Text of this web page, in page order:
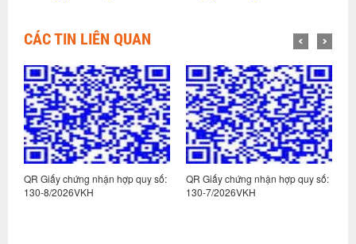
CÁC TIN LIÊN QUAN
QR Giấy chứng nhận hợp quy số:
130-8/2026VKH
QR Giấy chứng nhận hợp quy số:
130-7/2026VKH